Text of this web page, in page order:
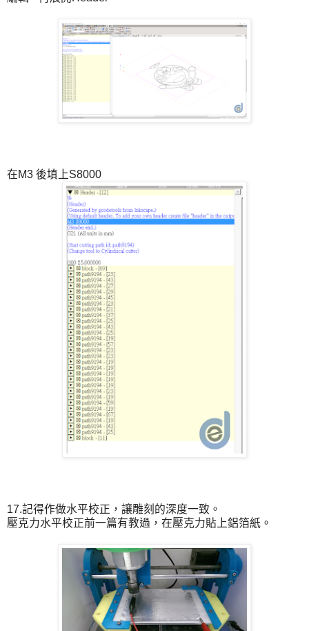
在M3 後填上S8000
17.記得作做水平校正，讓雕刻的深度一致。
壓克力水平校正前一篇有教過，在壓克力貼上鋁箔紙。